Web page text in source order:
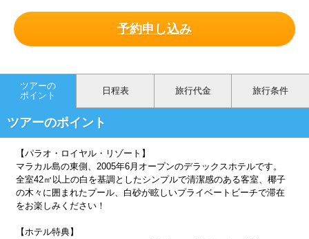
予約申し込み
ツアーの
ポイント
日程表 旅行代金 旅行条件
ツアーのポイント
【パラオ・ロイヤル・リゾート】
マラカル島の東側、2005年6月オープンのデラックスホテルです。
全室42㎡以上の白を基調としたシンプルで清潔感のある客室、椰子
の木々に囲まれたプール、白砂が眩しいプライベートビーチで滞在
をお楽しみください！
【ホテル特典】